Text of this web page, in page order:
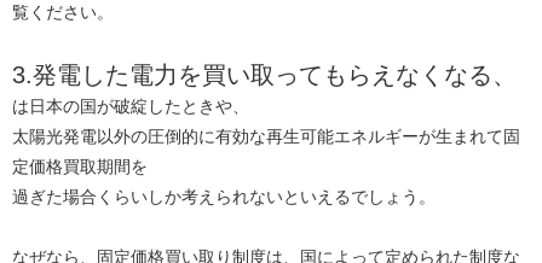
覧ください。
3.発電した電力を買い取ってもらえなくなる、
は日本の国が破綻したときや、
太陽光発電以外の圧倒的に有効な再生可能エネルギーが生まれて固
定価格買取期間を
過ぎた場合くらいしか考えられないといえるでしょう。
なぜなら、固定価格買い取り制度は、国によって定められた制度な